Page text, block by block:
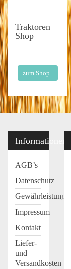
Traktoren
Shop
zum Shop..
Informationen
AGB’s
Datenschutz
Gewährleistung
Impressum
Kontakt
Liefer-
und
Versandkosten